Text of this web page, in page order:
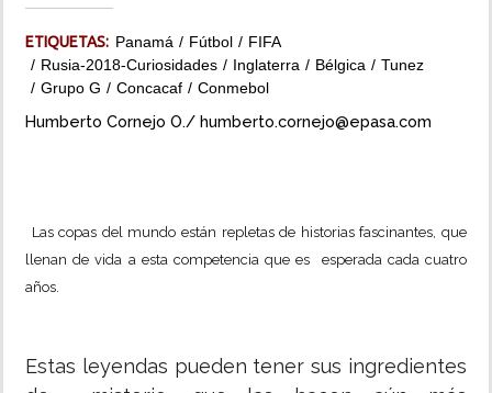
ETIQUETAS: Panamá Fútbol
FIFA
Rusia-2018-Curiosidades
Inglaterra Bélgica
Tunez
Grupo G
Concacaf Conmebol
Humberto Cornejo O./ humberto.cornejo@epasa.com
Las copas del mundo están repletas de historias fascinantes, que
llenan de vida a esta competencia que es esperada cada cuatro
años.
Estas leyendas pueden tener sus ingredientes